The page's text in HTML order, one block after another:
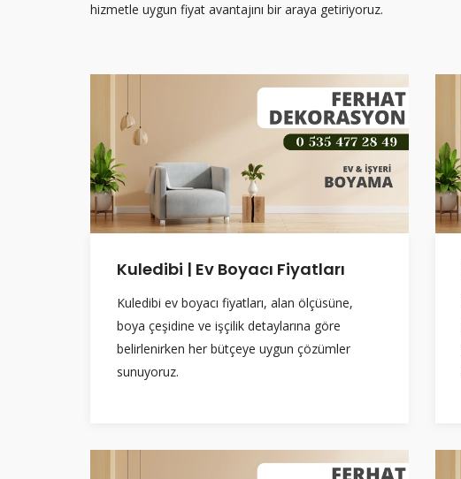
hizmetle uygun fiyat avantajını bir araya getiriyoruz.
Kuledibi | Ev Boyacı Fiyatları
Kuledibi ev boyacı fiyatları, alan ölçüsüne,
boya çeşidine ve işçilik detaylarına göre
belirlenirken her bütçeye uygun çözümler
sunuyoruz.